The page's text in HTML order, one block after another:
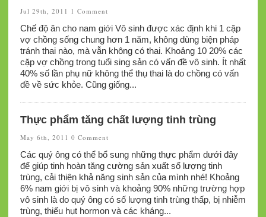
Jul 29th, 2011 1 Comment
Chế độ ăn cho nam giới Vô sinh được xác định khi 1 cặp
vợ chồng sống chung hơn 1 năm, không dùng biện pháp
tránh thai nào, mà vẫn không có thai. Khoảng 10 20% các
cặp vợ chồng trong tuổi sing sản có vấn đề vô sinh. Ít nhất
40% số lần phụ nữ không thể thụ thai là do chồng có vấn
đề về sức khỏe. Cũng giống...
Thực phẩm tăng chất lượng tinh trùng
May 6th, 2011 0 Comment
Các quý ông có thể bổ sung những thực phẩm dưới đây
để giúp tinh hoàn tăng cường sản xuất số lượng tinh
trùng, cải thiện khả năng sinh sản của mình nhé! Khoảng
6% nam giới bị vô sinh và khoảng 90% những trường hợp
vô sinh là do quý ông có số lượng tinh trùng thấp, bị nhiễm
trùng, thiếu hụt hormon và các kháng...